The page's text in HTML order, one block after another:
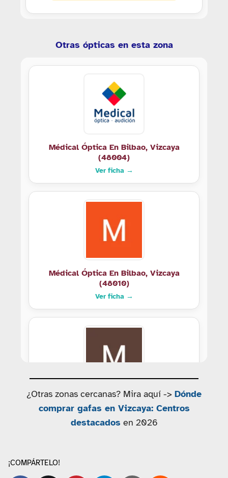
Otras ópticas en esta zona
Médical Óptica En Bilbao, Vizcaya
(48004)
Ver ficha →
Médical Óptica En Bilbao, Vizcaya
(48010)
Ver ficha →
Médical Óptica En Bilbao, Vizcaya
(48014)
Ver ficha →
¿Otras zonas cercanas? Mira aquí -> Dónde
comprar gafas en Vizcaya: Centros
destacados en 2026
¡COMPÁRTELO!